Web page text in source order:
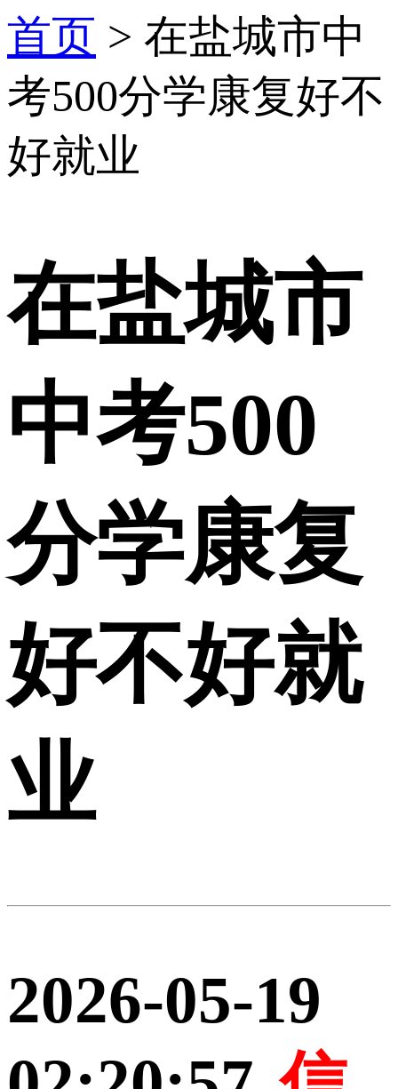
首页 > 在盐城市中
考500分学康复好不
好就业
在盐城市
中考500
分学康复
好不好就
业
2026-05-19